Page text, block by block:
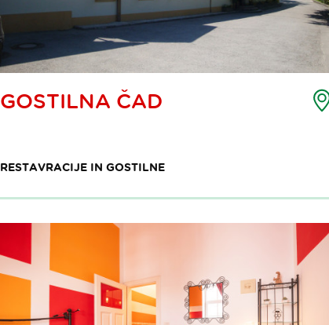
GOSTILNA ČAD
RESTAVRACIJE IN GOSTILNE